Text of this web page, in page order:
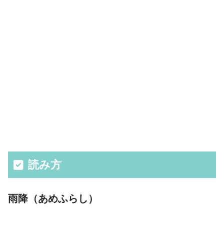
読み方
雨降（あめふらし）